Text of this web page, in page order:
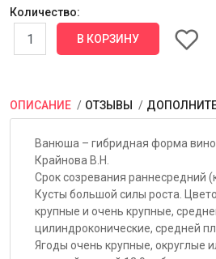
Количество:
ОПИСАНИЕ ОТЗЫВЫ
Ванюша – гибридная форма
Крайнова В.Н.
Срок созревания раннесредний
Кусты большой силы роста.
крупные и очень крупные,
цилиндроконические, средней
Ягоды очень крупные, округлые